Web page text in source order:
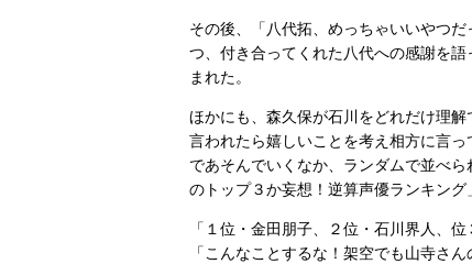
その後、「八代拓、めっちゃいいやつ
つ、付き合ってくれた八代への感謝を
まれた。
ほかにも、森久保が石川をどれだけ理
言われたら嬉しいことを考え相方に言
であそんでいくなか、ランダムで並べ
のトップ３か妄想！逆算声優ランキング
「１位・金田朋子、２位・石川界人、
「こんなことするな！架空でも山寺さ